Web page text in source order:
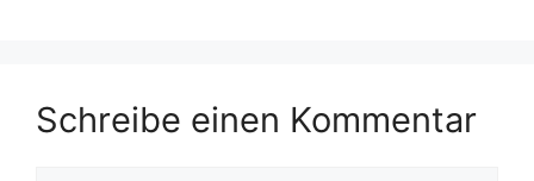
Schreibe einen Kommentar